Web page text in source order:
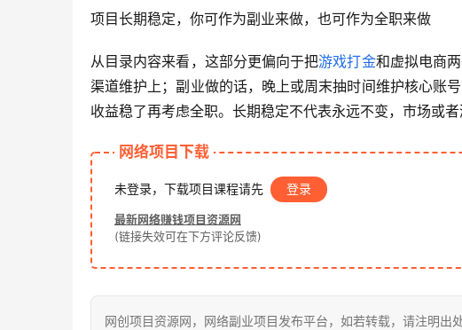
项目长期稳定，你可作为副业来做，也可作为全职来做
从目录内容来看，这部分更偏向于把游戏打金和虚拟电商
渠道维护上；副业做的话，晚上或周末抽时间维护核心账
收益稳了再考虑全职。长期稳定不代表永远不变，市场或者
网络项目下载
未登录，下载项目课程请先 登录
最新网络赚钱项目资源网
(链接失效可在下方评论反馈)
网创项目资源网，网络副业项目发布平台，如若转载，请注明